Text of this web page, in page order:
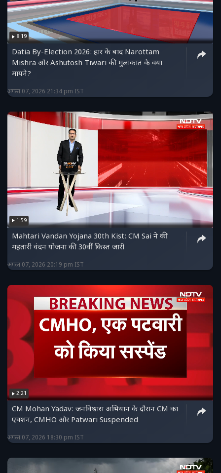
8:19
Datia By-Election 2026: हार के बाद Narottam
Mishra और Ashutosh Tiwari की मुलाकात के क्या
मायने?
अगस्त 07, 2026 21:34 pm IST
1:59
Mahtari Vandan Yojana 30th Kist: CM Sai ने की
महतारी वंदन योजना की 30वीं किस्त जारी
अगस्त 07, 2026 20:19 pm IST
2:21
CM Mohan Yadav: जनविश्वास अभियान के दौरान CM का
एक्शन, CMHO और Patwari Suspended
अगस्त 07, 2026 18:30 pm IST